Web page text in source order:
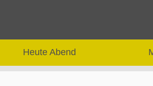
Heute Abend